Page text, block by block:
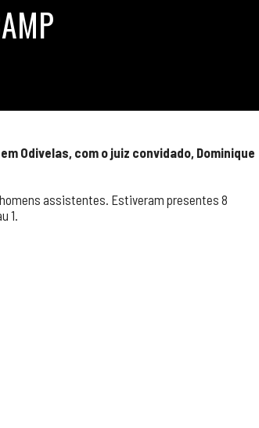
Odivelas, com o juiz convidado, Dominique
assistentes. Estiveram presentes 8
1.